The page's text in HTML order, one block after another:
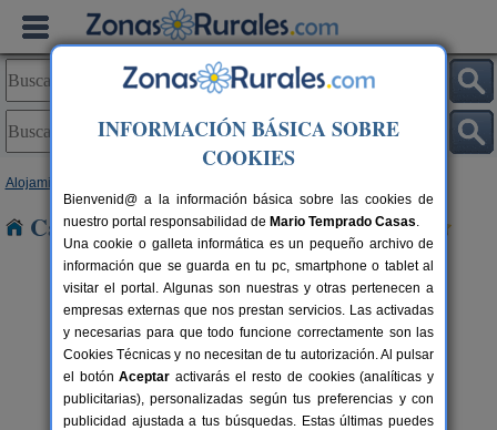
Alojamientos
Casas Rurales cerca de Elviria
6+4 pers.
desde25 €
Casa Algarrobo
Álora (Málaga)
INFORMACIÓN BÁSICA SOBRE
COOKIES
Bienvenid@ a la información básica sobre las cookies de
nuestro portal responsabilidad de Mario Temprado Casas.
Una cookie o galleta informática es un pequeño archivo de
información que se guarda en tu pc, smartphone o tablet al
visitar el portal. Algunas son nuestras y otras pertenecen a
empresas externas que nos prestan servicios. Las activadas
y necesarias para que todo funcione correctamente son las
Cookies Técnicas y no necesitan de tu autorización. Al pulsar
el botónAceptar activarás el resto de cookies (analíticas y
publicitarias), personalizadas según tus preferencias y con
publicidad ajustada a tus búsquedas. Estas últimas puedes